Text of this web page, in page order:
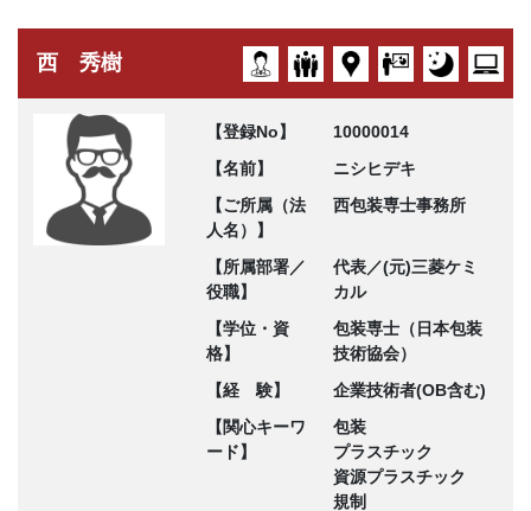
西 秀樹
【登録No】
10000014
【名前】
ニシヒデキ
【ご所属（法
人名）】
西包装専士事務所
【所属部署／
役職】
代表／(元)三菱ケミ
カル
【学位・資
格】
包装専士（日本包装
技術協会）
【経 験】
企業技術者(OB含む)
【関心キーワ
ード】
包装
プラスチック
資源プラスチック
規制